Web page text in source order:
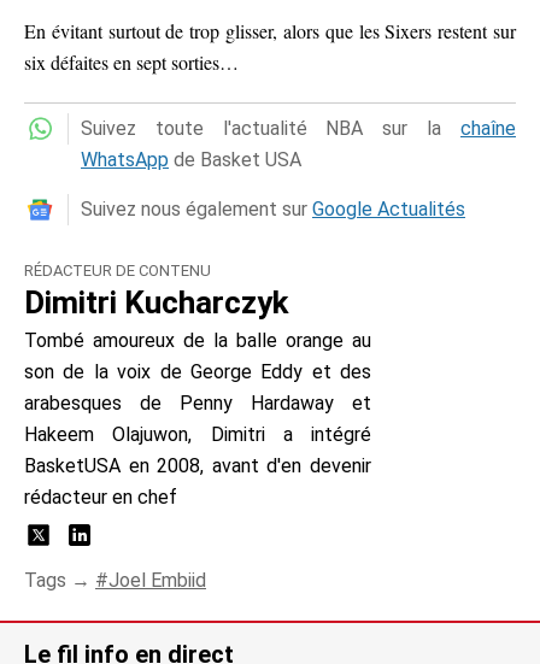
En évitant surtout de trop glisser, alors que les Sixers restent sur
six défaites en sept sorties…
Suivez toute l'actualité NBA sur la chaîne
WhatsApp de Basket USA
Suivez nous également sur Google Actualités
RÉDACTEUR DE CONTENU
Dimitri Kucharczyk
Tombé amoureux de la balle orange au
son de la voix de George Eddy et des
arabesques de Penny Hardaway et
Hakeem Olajuwon, Dimitri a intégré
BasketUSA en 2008, avant d'en devenir
rédacteur en chef
Tags → Joel Embiid
Le fil info en direct